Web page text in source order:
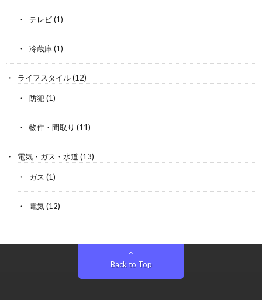
テレビ(1)
冷蔵庫(1)
ライフスタイル(12)
防犯(1)
物件・間取り (11)
電気・ガス・水道 (13)
ガス (1)
電気(12)
Back to Top